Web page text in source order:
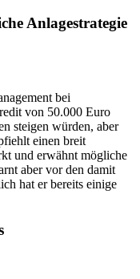
Anlagestrategie
bei
von 50.000 Euro
steigen würden, aber
einen breit
und erwähnt mögliche
aber vor den damit
hat er bereits einige